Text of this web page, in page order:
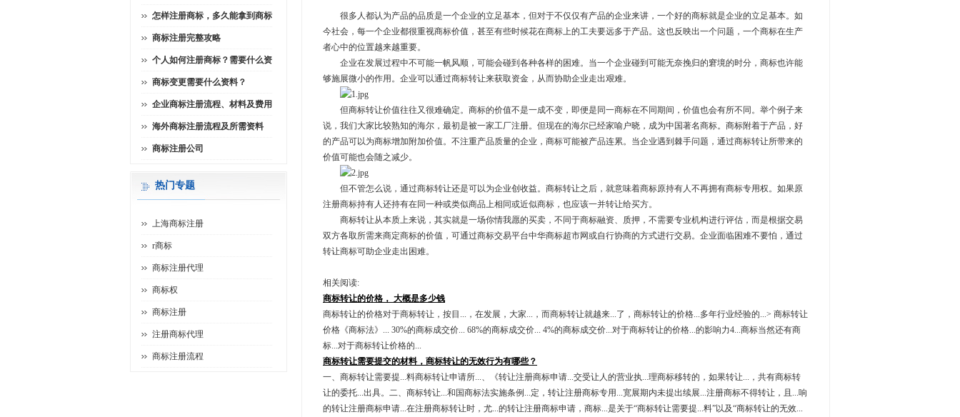
很多人都认为产品的品质是一个企业的立足基本，但对于不仅仅有产品的企业来讲，一个好的商标就是企业的立足基本。如
今社会，每一个企业都很重视商标价值，甚至有些时候花在商标上的工夫要远多于产品。这也反映出一个问题，一个商标在生产
者心中的位置越来越重要。
企业在发展过程中不可能一帆风顺，可能会碰到各种各样的困难。当一个企业碰到可能无奈挽归的窘境的时分，商标也许能
够施展微小的作用。企业可以通过商标转让来获取资金，从而协助企业走出艰难。
但商标转让价值往往又很难确定。商标的价值不是一成不变，即便是同一商标在不同期间，价值也会有所不同。举个例子来
说，我们大家比较熟知的海尔，最初是被一家工厂注册。但现在的海尔已经家喻户晓，成为中国著名商标。商标附着于产品，好
的产品可以为商标增加附加价值。不注重产品质量的企业，商标可能被产品连累。当企业遇到棘手问题，通过商标转让所带来的
价值可能也会随之减少。
但不管怎么说，通过商标转让还是可以为企业创收益。商标转让之后，就意味着商标原持有人不再拥有商标专用权。如果原
注册商标持有人还持有在同一种或类似商品上相同或近似商标，也应该一并转让给买方。
商标转让从本质上来说，其实就是一场你情我愿的买卖，不同于商标融资、质押，不需要专业机构进行评估，而是根据交易
双方各取所需来商定商标的价值，可通过商标交易平台中华商标超市网或自行协商的方式进行交易。企业面临困难不要怕，通过
转让商标可助企业走出困难。
相关阅读:
商标转让的价格， 大概是多少钱
商标转让的价格对于商标转让，按目...，在发展，大家...，而商标转让就越来...了，商标转让的价格...多年行业经验的...> 商标转让
价格《商标法》... 30%的商标成交价... 68%的商标成交价... 4%的商标成交价...对于商标转让的价格...的影响力4...商标当然还有商
标...对于商标转让价格的...
商标转让需要提交的材料，商标转让的无效行为有哪些？
一、商标转让需要提...料商标转让申请所...、《转让注册商标申请...交受让人的营业执...理商标移转的，如果转让...，共有商标转
让的委托...出具。二、商标转让...和国商标法实施条例...定，转让注册商标专用...宽展期内未提出续展...注册商标不得转让，且...响
的转让注册商标申请...在注册商标转让时，尤...的转让注册商标申请，商标...是关于“商标转让需要提...料”以及“商标转让的无效...
怎样注册商标，多久能拿到商标
商标注册完整攻略
个人如何注册商标？需要什么资
商标变更需要什么资料？
企业商标注册流程、材料及费用
海外商标注册流程及所需资料
商标注册公司
热门专题
上海商标注册
r商标
商标注册代理
商标权
商标注册
注册商标代理
商标注册流程